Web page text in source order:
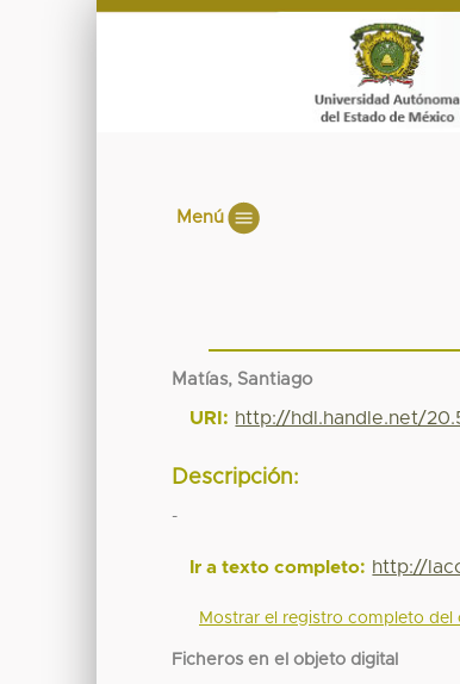
Menú
Matías, Santiago
URI: http://hdl.handle.net/
Descripción:
-
Ir a texto completo: http://
Mostrar el registro completo del
Ficheros en el objeto digital